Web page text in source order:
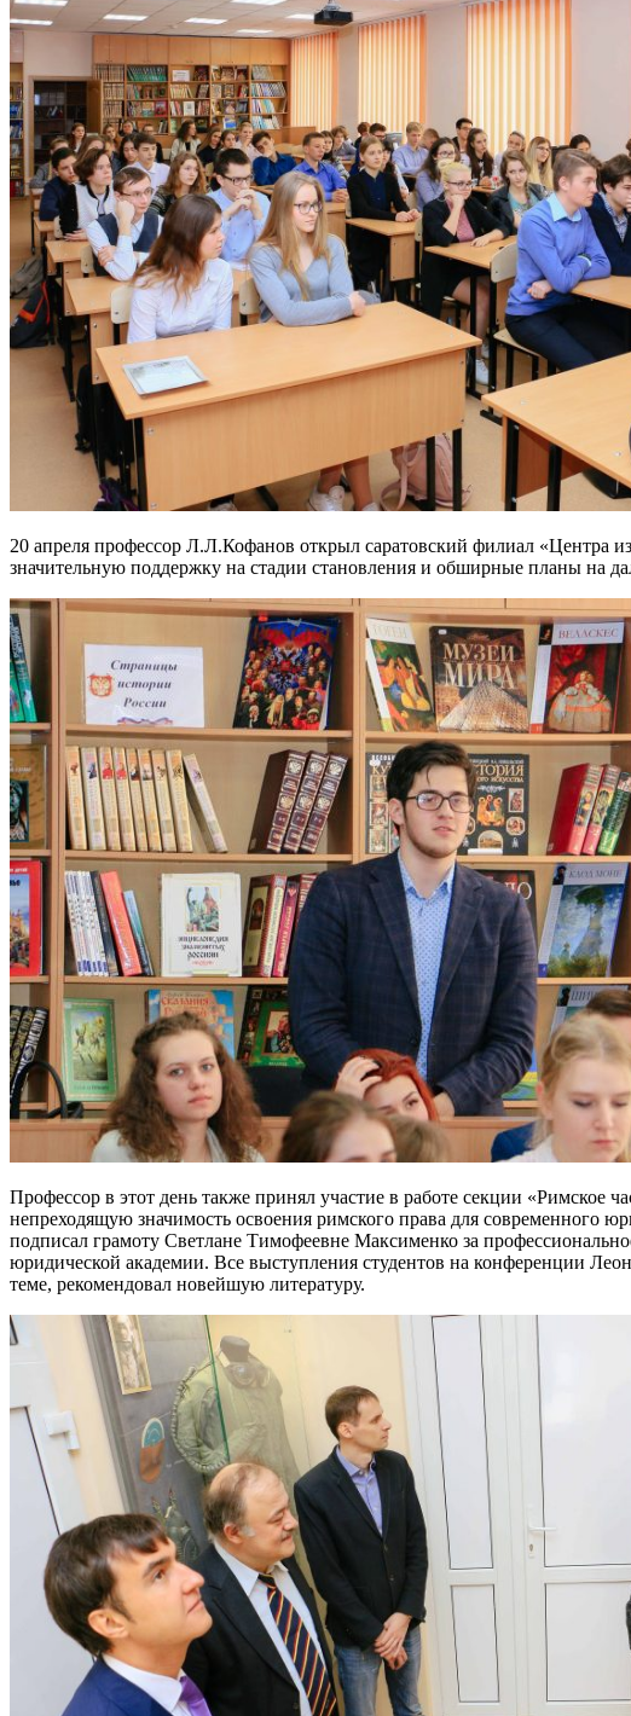
20 апреля профессор Л.Л.Кофанов открыл саратовский филиал «Центра
значительную поддержку на стадии становления и обширные планы на
Профессор в этот день также принял участие в работе секции
непреходящую значимость освоения римского права для современного
подписал грамоту Светлане Тимофеевне Максименко за
юридической академии. Все выступления студентов на конференции
теме, рекомендовал новейшую литературу.